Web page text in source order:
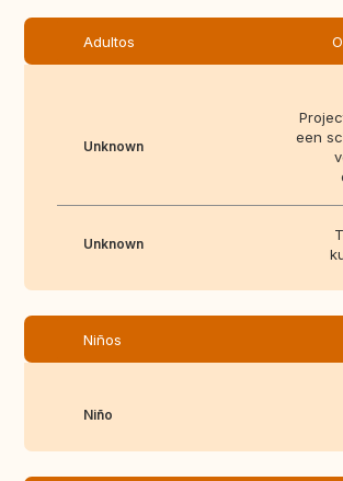
Adultos
Unknown
een
Unknown
Niños
Niño